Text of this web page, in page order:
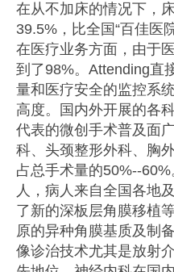
在从不加床的情况下，
39.5%，比全国“百佳医
在医疗业务方面，由于
到了98%。Attending直
量和医疗安全的监控系
高度。国内外开展的各
代表的微创手术普及面
科、头颈整形外科、胸
占总手术量的50%--
人，病人来自全国各地
了新的深板层角膜移植
原的异种角膜基质及制
像诊治技术尤其是放射